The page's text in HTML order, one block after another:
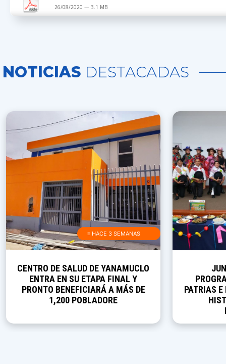
26/08/2020 — 3.1 MB
NOTICIAS DESTACADAS
≡ HACE 3 SEMANAS
CENTRO DE SALUD DE YANAMUCLO
ENTRA EN SU ETAPA FINAL Y
PRONTO BENEFICIARÁ A MÁS DE
1,200 POBLADORE
PATRIAS